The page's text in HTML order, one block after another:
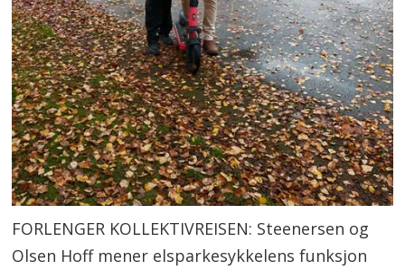
FORLENGER KOLLEKTIVREISEN: Steenersen og
Olsen Hoff mener elsparkesykkelens funksjon